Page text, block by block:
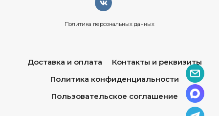
Политика персональных данных
Доставка и оплата
Контакты и реквизиты
Политика конфиденциальности
Пользовательское соглашение